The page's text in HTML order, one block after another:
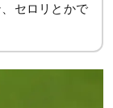
セロリとかで